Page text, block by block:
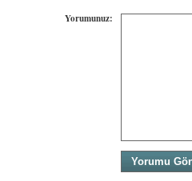
Yorumunuz: